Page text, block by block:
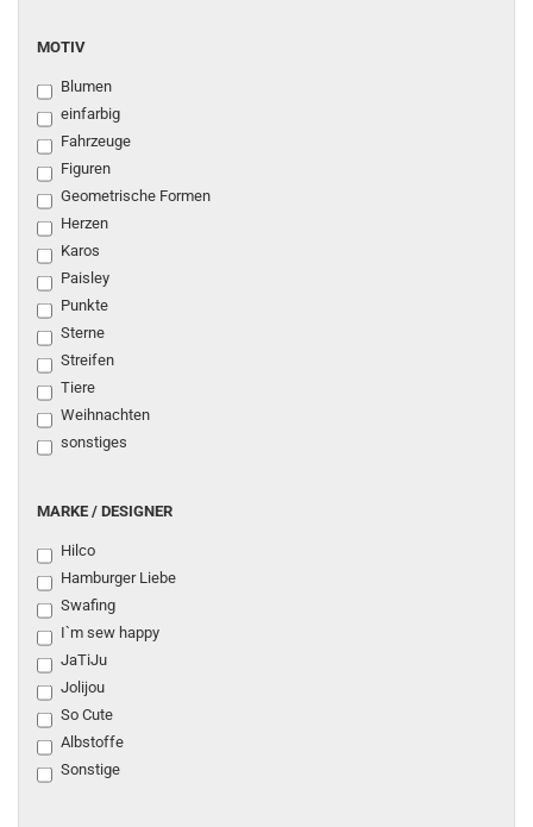
MOTIV
MOTIV
Blumen
einfarbig
Fahrzeuge
Figuren
Geometrische Formen
Herzen
Karos
Paisley
Punkte
Sterne
Streifen
Tiere
Weihnachten
sonstiges
MARKE
DESIGNER
MARKE / DESIGNER
Hilco
Hamburger Liebe
Swafing
I`m sew happy
JaTiJu
Jolijou
So Cute
Albstoffe
Sonstige